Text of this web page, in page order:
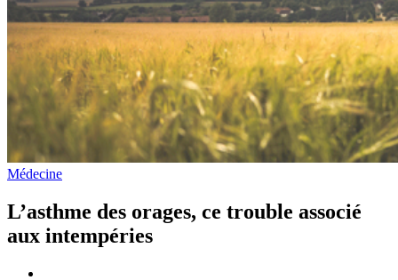
Médecine
L’asthme des orages, ce trouble associé
aux intempéries